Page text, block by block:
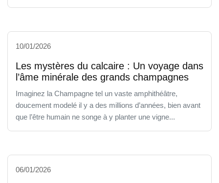
10/01/2026
Les mystères du calcaire : Un voyage dans
l’âme minérale des grands champagnes
Imaginez la Champagne tel un vaste amphithéâtre,
doucement modelé il y a des millions d’années, bien avant
que l’être humain ne songe à y planter une vigne...
06/01/2026